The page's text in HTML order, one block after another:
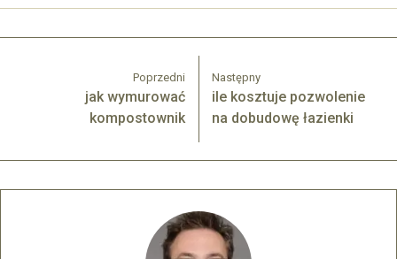
Poprzedni
jak wymurować
kompostownik
Następny
ile kosztuje pozwolenie
na dobudowę łazienki